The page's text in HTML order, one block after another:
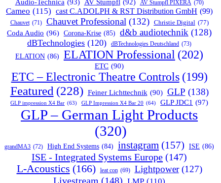
Audio-Technica (93) AV Stumpfl (92) AV Stumpfl PIXERA (70)
Cameo (115) cast C.ADOLPH & RST Distribution GmbH (99)
Chauvet (71) Chauvet Professional (132) Christie Digital (77)
Coda Audio (96) Corona-Krise (85) d&b audiotechnik (128)
dBTechnologies (120) dBTechnologies Deutschland (73)
ELATION (86) ELATION Professional (202)
ETC (90)
ETC – Electronic Theatre Controls (199)
Featured (228) Feiner Lichttechnik (90) GLP (138)
GLP impression X4 Bar (63) GLP Impression X4 Bar 20 (64) GLP JDC1 (97)
GLP – German Light Products
(320)
grandMA3 (72) High End Systems (84) instagram (157) ISE (86)
ISE - Integrated Systems Europe (147)
L-Acoustics (166) leat con (69) Lightpower (127)
Livestream (148)